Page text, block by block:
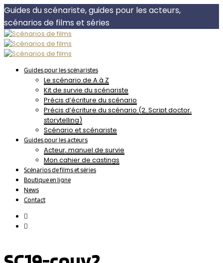
Guides du scénariste, guides pour les acteurs,
scénarios de films et séries
Guides pour les scénaristes
Le scénario de A à Z
Kit de survie du scénariste
Précis d’écriture du scénario
Précis d’écriture du scénario (2. Script doctor,
storytelling)
Scénario et scénariste
Guides pour les acteurs
Acteur, manuel de survie
Mon cahier de castings
Scénarios de films et séries
Boutique en ligne
News
Contact